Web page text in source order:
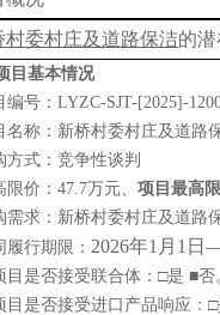
村委村庄及道路保洁的
目基本情况
编号： LYZC-SJT-[2025]-
名称： 新桥村委村庄及道路
方式： 竞争性谈判
限价： 47.7万元、 项目最高
需求： 新桥村委村庄及道路
履行期限： 2026年1月1日
目是否接受联合体： □是 ■否
目是否接受进口产品响应： □